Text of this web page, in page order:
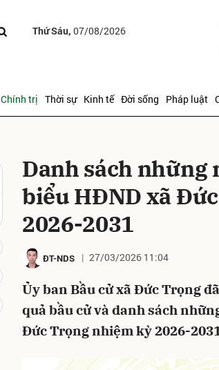
Thứ Sáu, 07/08/2026
Chính trị Thời sự Kinh tế Đời sống Pháp luật
Danh sách
biểu HĐND xã
2026-2031
ĐT-NDS 27/03/2026 11:04
Ủy ban Bầu cử xã Đức Trọng
quả bầu cử và danh sách
Đức Trọng nhiệm kỳ 2026-
Gửi